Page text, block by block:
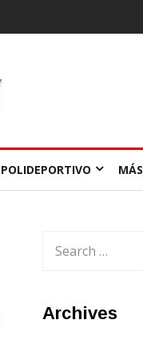
POLIDEPORTIVO MÁS
Archives